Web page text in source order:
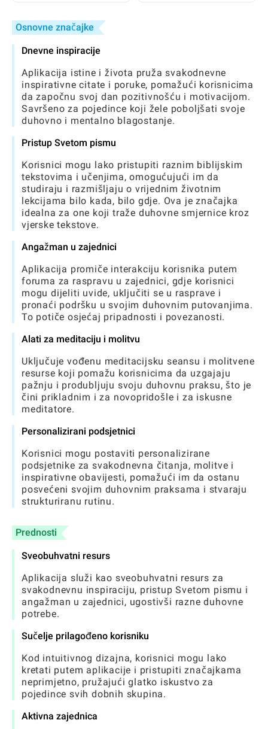
Osnovne značajke
Dnevne inspiracije
Aplikacija istine i života pruža svakodnevne
inspirativne citate i poruke, pomažući korisnicima
da započnu svoj dan pozitivnošću i motivacijom.
Savršeno za pojedince koji žele poboljšati svoje
duhovno i mentalno blagostanje.
Pristup Svetom pismu
Korisnici mogu lako pristupiti raznim biblijskim
tekstovima i učenjima, omogućujući im da
studiraju i razmišljaju o vrijednim životnim
lekcijama bilo kada, bilo gdje. Ova je značajka
idealna za one koji traže duhovne smjernice kroz
vjerske tekstove.
Angažman u zajednici
Aplikacija promiče interakciju korisnika putem
foruma za raspravu u zajednici, gdje korisnici
mogu dijeliti uvide, uključiti se u rasprave i
pronaći podršku u svojim duhovnim putovanjima.
To potiče osjećaj pripadnosti i povezanosti.
Alati za meditaciju i molitvu
Uključuje vođenu meditacijsku seansu i molitvene
resurse koji pomažu korisnicima da uzgajaju
pažnju i produbljuju svoju duhovnu praksu, što je
čini prikladnim i za novopridošle i za iskusne
meditatore.
Personalizirani podsjetnici
Korisnici mogu postaviti personalizirane
podsjetnike za svakodnevna čitanja, molitve i
inspirativne obavijesti, pomažući im da ostanu
posvećeni svojim duhovnim praksama i stvaraju
strukturiranu rutinu.
Prednosti
Sveobuhvatni resurs
Aplikacija služi kao sveobuhvatni resurs za
svakodnevnu inspiraciju, pristup Svetom pismu i
angažman u zajednici, ugostivši razne duhovne
potrebe.
Sučelje prilagođeno korisniku
Kod intuitivnog dizajna, korisnici mogu lako
kretati putem aplikacije i pristupiti značajkama
neprimjetno, pružajući glatko iskustvo za
pojedince svih dobnih skupina.
Aktivna zajednica